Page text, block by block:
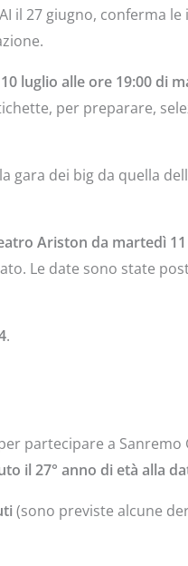
il 27 giugno, conferma
luglio alle ore 19:00 di
per preparare,
gara dei big da quella
Ariston da martedì
Le date sono state
.
partecipare a Sanremo
il 27° anno di età alla
(sono previste alcune